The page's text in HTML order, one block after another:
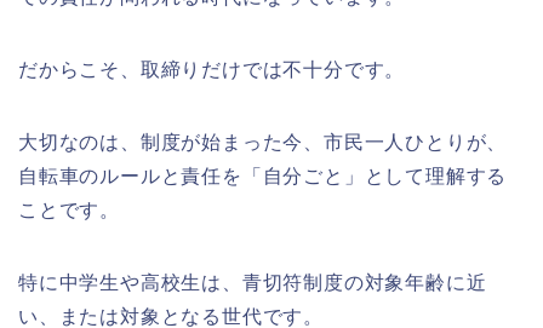
だからこそ、取締りだけでは不十分です。
大切なのは、制度が始まった今、市民一人ひとりが、
自転車のルールと責任を「自分ごと」として理解する
ことです。
特に中学生や高校生は、青切符制度の対象年齢に近
い、または対象となる世代です。